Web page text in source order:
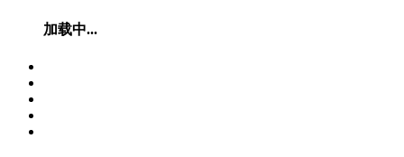
加载中...